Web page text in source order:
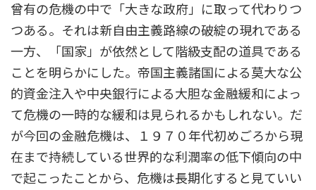
曾有の危機の中で「大きな政府」に取って代わりつ
つある。それは新自由主義路線の破綻の現れである
一方、「国家」が依然として階級支配の道具である
ことを明らかにした。帝国主義諸国による莫大な公
的資金注入や中央銀行による大胆な金融緩和によっ
て危機の一時的な緩和は見られるかもしれない。だ
が今回の金融危機は、１９７０年代初めごろから現
在まで持続している世界的な利潤率の低下傾向の中
で起こったことから、危機は長期化すると見ていい